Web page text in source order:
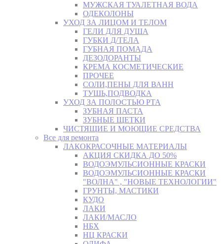
МУЖСКАЯ ТУАЛЕТНАЯ ВОДА
ОДЕКОЛОНЫ
УХОД ЗА ЛИЦОМ И ТЕЛОМ
ГЕЛИ ДЛЯ ДУША
ГУБКИ Д/ТЕЛА
ГУБНАЯ ПОМАДА
ДЕЗОДОРАНТЫ
КРЕМА КОСМЕТИЧЕСКИЕ
ПРОЧЕЕ
СОЛИ,ПЕНЫ ДЛЯ ВАНН
ТУШЬ,ПОДВОДКА
УХОД ЗА ПОЛОСТЬЮ РТА
ЗУБНАЯ ПАСТА
ЗУБНЫЕ ЩЕТКИ
ЧИСТЯЩИЕ И МОЮЩИЕ СРЕДСТВА
Все для ремонта
ЛАКОКРАСОЧНЫЕ МАТЕРИАЛЫ
АКЦИЯ СКИДКА ДО 50%
ВОДОЭМУЛЬСИОННЫЕ КРАСКИ
ВОДОЭМУЛЬСИОННЫЕ КРАСКИ
"ВОЛНА" , "НОВЫЕ ТЕХНОЛОГИИ"
ГРУНТЫ, МАСТИКИ
КУДО
ЛАКИ
ЛАКИ/МАСЛО
НБХ
НЦ КРАСКИ